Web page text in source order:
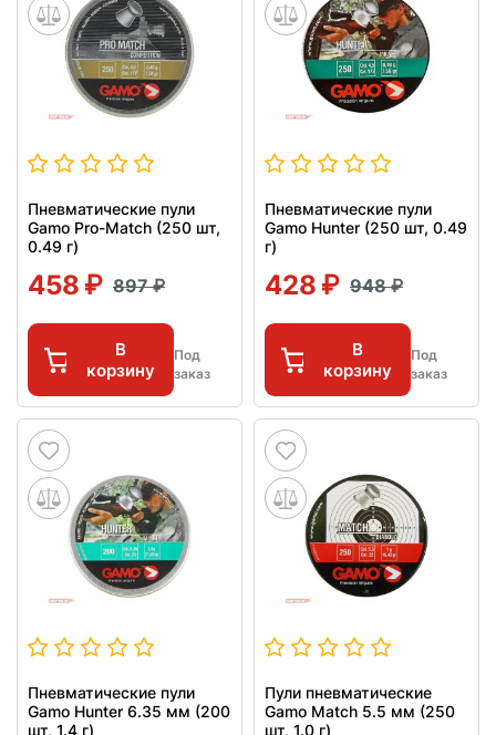
Пневматические пули
Gamo Pro-Match (250 шт,
0.49 г)
458 897
В
корзину
Под
заказ
Пневматические пули
Gamo Hunter (250 шт, 0.49
г)
428 948
В
корзину
Под
заказ
Пневматические пули
Gamo Hunter 6.35 мм (200
шт, 1.4 г)
Пули пневматические
Gamo Match 5.5 мм (250
шт, 1.0 г)